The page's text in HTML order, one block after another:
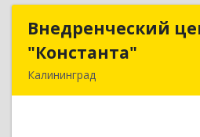
Внедренческий
"Константа"
Калининград